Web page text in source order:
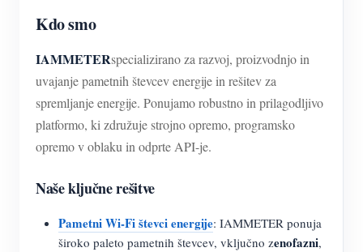
Kdo smo
IAMMETERspecializirano za razvoj, proizvodnjo in
uvajanje pametnih števcev energije in rešitev za
spremljanje energije. Ponujamo robustno in prilagodljivo
platformo, ki združuje strojno opremo, programsko
opremo v oblaku in odprte API-je.
Naše ključne rešitve
Pametni Wi-Fi števci energije: IAMMETER ponuja
široko paleto pametnih števcev, vključno zenofazni,